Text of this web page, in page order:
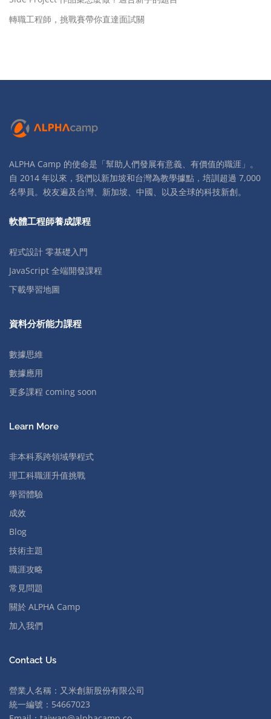
轉職工程師，挑戰賽帶你直達面試關
ALPHA Camp 的使命是「幫助人們發展有意義、有價值的職涯」。
自 2014 年以來，我們以新加坡和台灣為教學據點，培訓超過 7,000
名學員。校友遍及台灣、新加坡、中國、以及全球的科技新創。
軟體工程師養成課程
程式設計 零基礎入門
JavaScript 全端開發課程
下載學習地圖
資料分析能力課程
數據思維
數據應用
更多課程 coming soon
Learn More
非本科系跨領域學程式
理工科職涯升值挑戰
學習體驗
成效
Blog
技術主題
職涯攻略
常見問題
關於 ALPHA Camp
加入我們
Contact Us
營業人名稱：又米創新股份有限公司
統一編號：54667023